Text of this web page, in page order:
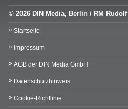
© 2026 DIN Media, Berlin / RM
Startseite
Impressum
AGB der DIN Media GmbH
Datenschutzhinweis
Cookie-Richtlinie